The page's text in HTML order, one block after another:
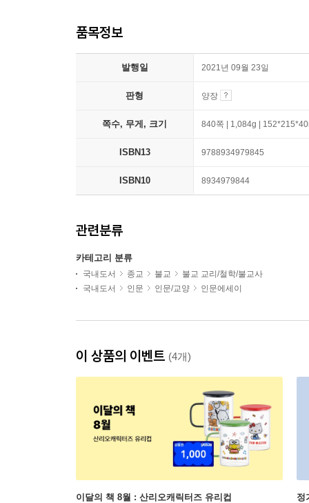
품목정보
발행일 2021년 09월 23일
판형 양장
쪽수, 무게, 크기 840쪽 | 1,084g |
ISBN13 9788934979845
ISBN10 8934979844
관련분류
카테고리 분류
국내도서 종교 불교
불교 교리/철학/불교사
국내도서
인문 인문/교양 인문에세이
이 상품의 이벤트 (4개)
이달의 책 8월 : 산리오캐릭터즈 유리컵 정